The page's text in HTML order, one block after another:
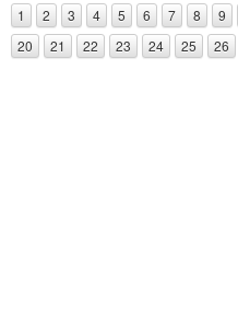
1 2 3 4 5 6 7 8 9
20
21 22 23 24 25 26